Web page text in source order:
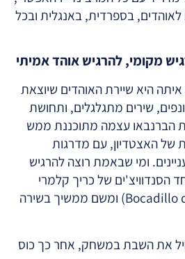
לאוהדים, בספרדית, באנגלית ובכל
מקומי, להרגיש אוהד אמיתי
היא שיירת האוהדים שיוצאת
שירים מתגלגלים, ותחושת
הברנבאו עצמה מתוכננת ממש
של האצטדיון, עם מדרגות
ומי שבאמת רוצה להרגיש
הסנדוויצ'ים של כריך קלמרי
המקומי (Bocadillo de Calamares) ומשם ממשיך בשירה
את השבת במשחק, אחר כך כוס